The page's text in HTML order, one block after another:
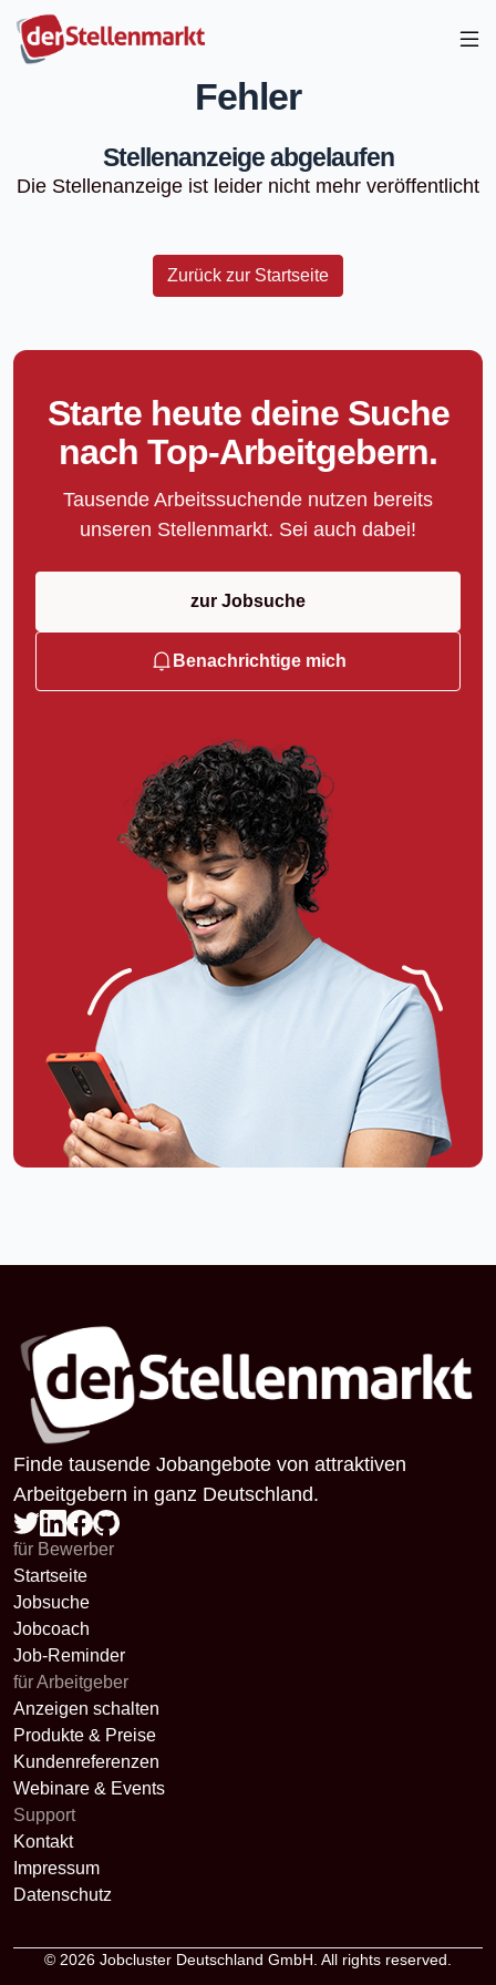
Fehler
Stellenanzeige abgelaufen
Die Stellenanzeige ist leider nicht mehr veröffentlicht
Zurück zur Startseite
Starte heute deine Suche
nach Top-Arbeitgebern.
Tausende Arbeitssuchende nutzen bereits
unseren Stellenmarkt. Sei auch dabei!
zur Jobsuche
Benachrichtige mich
Finde tausende Jobangebote von attraktiven
Arbeitgebern in ganz Deutschland.
für Bewerber
Startseite
Jobsuche
Jobcoach
Job-Reminder
für Arbeitgeber
Anzeigen schalten
Produkte & Preise
Kundenreferenzen
Webinare & Events
Support
Kontakt
Impressum
Datenschutz
© 2026 Jobcluster Deutschland GmbH. All rights reserved.